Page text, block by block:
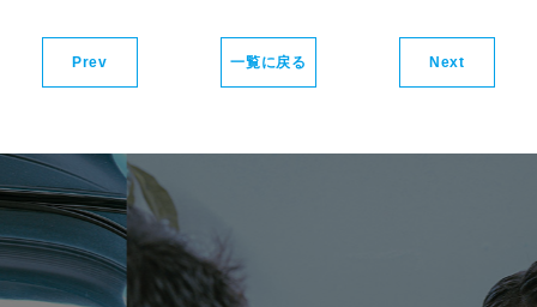
Prev 一覧に戻る Next